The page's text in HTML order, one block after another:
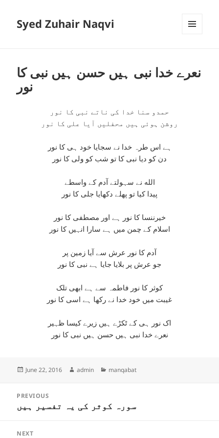
Syed Zuhair Naqvi
نعرے خدا نبی ہیں حسن ہیں نبی کا
نور
حمدو سنا خدا کی ناتے نبی کا نور
روشن ہوئی ہیں محفلیں آیا علی کا نور
ہے اس طرہ خدا نے سجایا خود ہی کا نور
دن کو دیا نبی کا تو شب کو ولی کا نور
الله نے سہولتے آدم کے واسطے
پیدا کیا تو پھلے دکھایا جلی کا نور
خیرننسا کا نور ہے اور مصطفی کا نور
اسلام کے چمن میں ہے سارا انہیں کا نور
آدم کا نور عرش سے آیا زمین پر
جو عرش پر بلایا جایا ہے نبی کا نور
کوثر کا نور فاطمہ سے ہے ابھی تلک
غیبت میں خود خدا نے رکھا ہے اسی کا نور
اک نور ہی کے ٹکڑے ہیں زیرے کیسا ظہیر
نعرے خدا نبی ہیں حسن ہیں نبی کا نور
Posted
June 22, 2016 Author
admin Categories
manqabat
navigation
PREVIOUS
Previous
سورہ کوثر کی یہ تفسیر ہیں
NEXT